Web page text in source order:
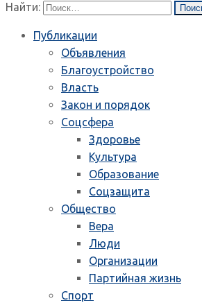
Найти:
Публикации
Объявления
Благоустройство
Власть
Закон и порядок
Соцсфера
Здоровье
Культура
Образование
Соцзащита
Общество
Вера
Люди
Организации
Партийная жизнь
Спорт